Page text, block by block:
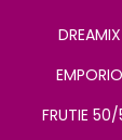
DREAMIX
EMPORIO
FRUTIE